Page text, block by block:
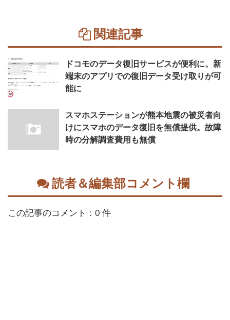
関連記事
ドコモのデータ復旧サービスが便利に。新
端末のアプリでの復旧データ受け取りが可
能に
スマホステーションが熊本地震の被災者向
けにスマホのデータ復旧を無償提供。故障
時の分解調査費用も無償
読者＆編集部コメント欄
この記事のコメント：0 件